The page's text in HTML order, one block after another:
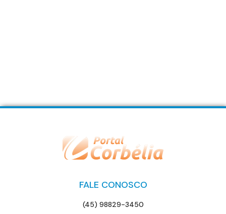
FALE CONOSCO
(45) 98829-3450